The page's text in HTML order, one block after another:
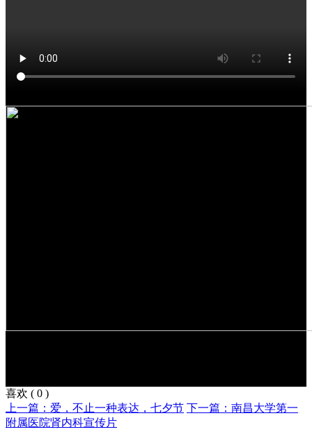
喜欢 ( 0 )
上一篇：爱，不止一种表达，七夕节 下一篇：南昌大学第一
附属医院肾内科宣传片